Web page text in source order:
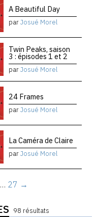
A Beautiful Day
parJosué Morel
Twin Peaks, saison
3 : épisodes 1 et 2
parJosué Morel
24 Frames
parJosué Morel
La Caméra de Claire
parJosué Morel
… 27 →
98 résultats